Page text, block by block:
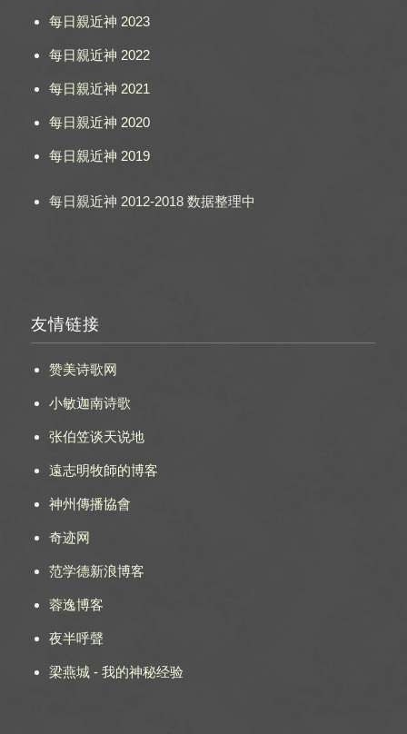
每日親近神 2023
每日親近神 2022
每日親近神 2021
每日親近神 2020
每日親近神 2019
每日親近神 2012-2018 数据整理中
友情链接
赞美诗歌网
小敏迦南诗歌
张伯笠谈天说地
遠志明牧師的博客
神州傳播協會
奇迹网
范学德新浪博客
蓉逸博客
夜半呼聲
梁燕城 - 我的神秘经验